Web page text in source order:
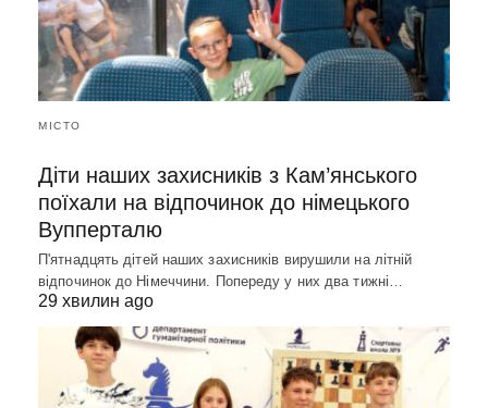
МІСТО
Діти наших захисників з Кам’янського
поїхали на відпочинок до німецького
Вупперталю
П'ятнадцять дітей наших захисників вирушили на літній
відпочинок до Німеччини. Попереду у них два тижні…
29 хвилин ago